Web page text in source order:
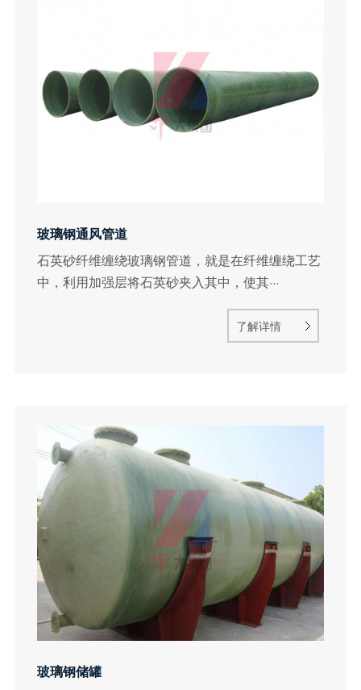
玻璃钢通风管道
石英砂纤维缠绕玻璃钢管道，就是在纤维缠绕工艺
中，利用加强层将石英砂夹入其中，使其···
了解详情
玻璃钢储罐